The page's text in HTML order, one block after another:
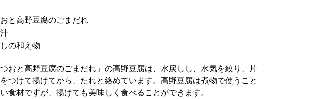
と高野豆腐のごまだれ
の和え物
つおと高野豆腐のごまだれ」の高野豆腐は、水戻しし、水気を絞り、片
つけて揚げてから、たれと絡めています。高野豆腐は煮物で使うこと
食材ですが、揚げても美味しく食べることができます。